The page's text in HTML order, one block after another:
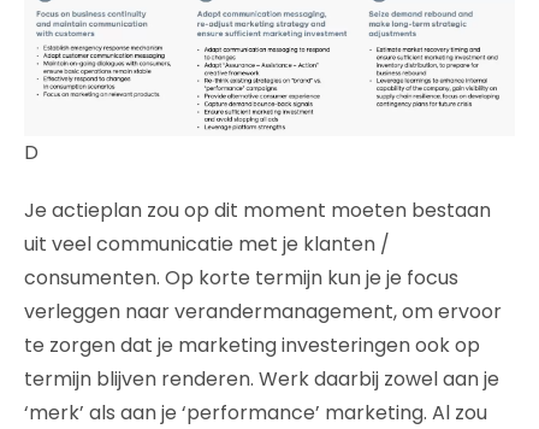
D
Je actieplan zou op dit moment moeten bestaan
uit veel communicatie met je klanten /
consumenten. Op korte termijn kun je je focus
verleggen naar verandermanagement, om ervoor
te zorgen dat je marketing investeringen ook op
termijn blijven renderen. Werk daarbij zowel aan je
‘merk’ als aan je ‘performance’ marketing. Al zou